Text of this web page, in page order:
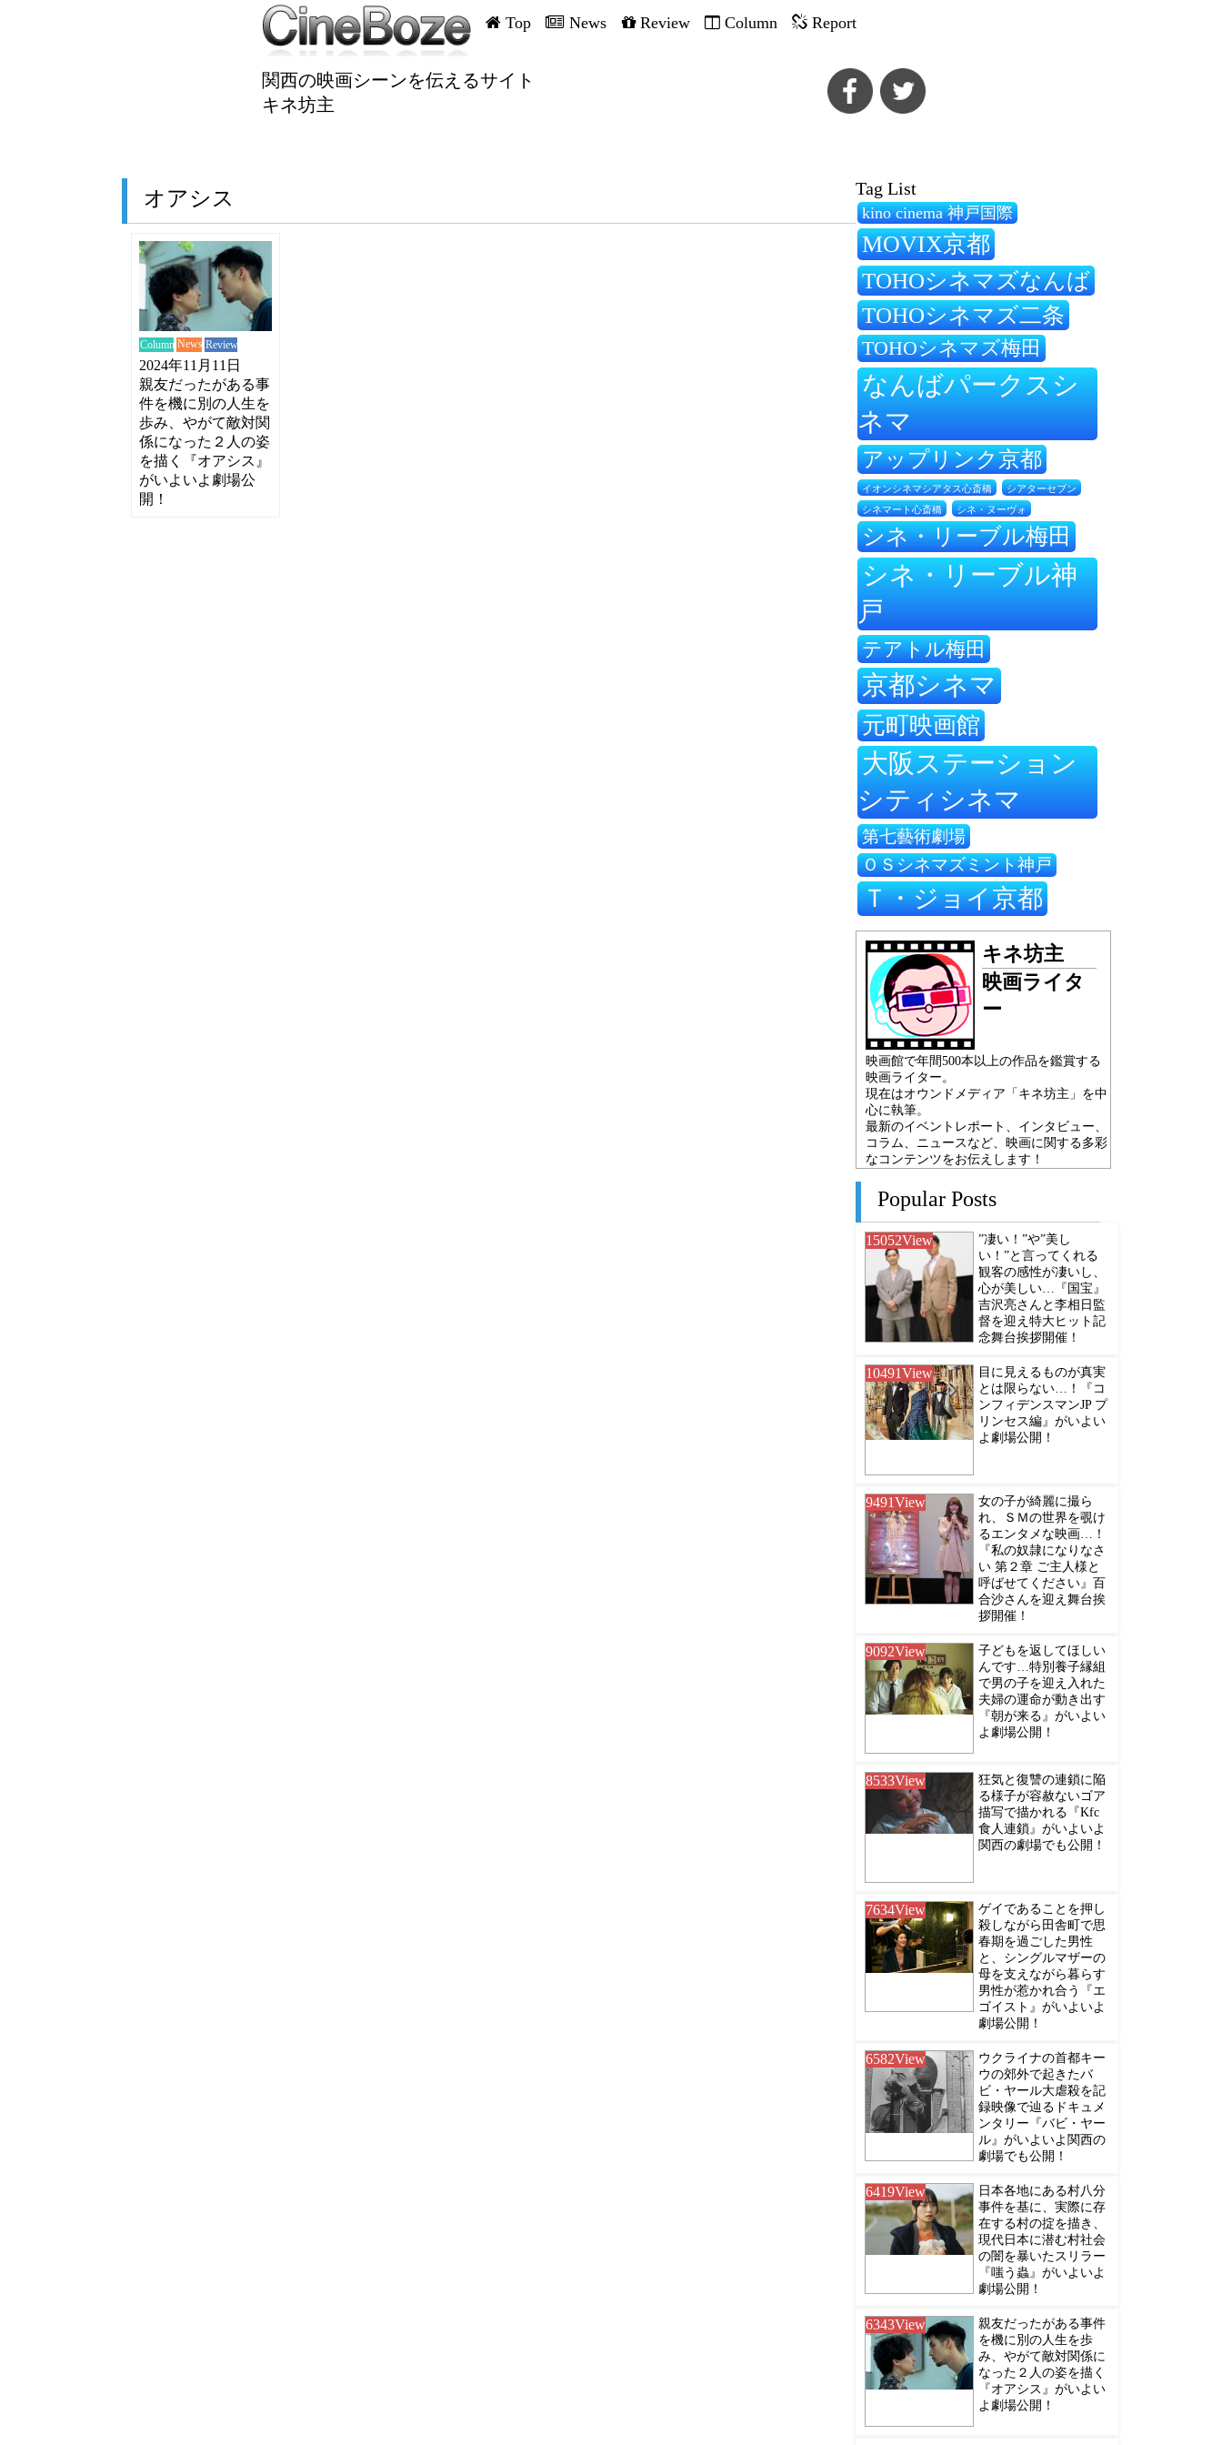
Top News Review Column Report
関西の映画シーンを伝えるサイト
キネ坊主
オアシス
Column News Review
2024年11月11日
親友だったがある事
件を機に別の人生を
歩み、やがて敵対関
係になった２人の姿
を描く『オアシス』
がいよいよ劇場公
開！
Tag List
kino cinema 神戸国際
MOVIX京都
TOHOシネマズなんば
TOHOシネマズ二条
TOHOシネマズ梅田
なんばパークスシ
ネマ
アップリンク京都
イオンシネマシアタス心斎橋 シアターセブン
シネマート心斎橋 シネ・ヌーヴォ
シネ・リーブル梅田
シネ・リーブル神
戸
テアトル梅田
京都シネマ
元町映画館
大阪ステーション
シティシネマ
第七藝術劇場
ＯＳシネマズミント神戸
Ｔ・ジョイ京都
キネ坊主
映画ライタ
ー
映画館で年間500本以上の作品を鑑賞する
映画ライター。
現在はオウンドメディア「キネ坊主」を中
心に執筆。
最新のイベントレポート、インタビュー、
コラム、ニュースなど、映画に関する多彩
なコンテンツをお伝えします！
Popular Posts
15052View
”凄い！”や”美し
い！”と言ってくれる
観客の感性が凄いし、
心が美しい…『国宝』
吉沢亮さんと李相日監
督を迎え特大ヒット記
念舞台挨拶開催！
10491View
目に見えるものが真実
とは限らない…！『コ
ンフィデンスマンJP プ
リンセス編』がいよい
よ劇場公開！
9491View
女の子が綺麗に撮ら
れ、ＳＭの世界を覗け
るエンタメな映画…！
『私の奴隷になりなさ
い 第２章 ご主人様と
呼ばせてください』百
合沙さんを迎え舞台挨
拶開催！
9092View
子どもを返してほしい
んです…特別養子縁組
で男の子を迎え入れた
夫婦の運命が動き出す
『朝が来る』がいよい
よ劇場公開！
8533View
狂気と復讐の連鎖に陥
る様子が容赦ないゴア
描写で描かれる『Kfc
食人連鎖』がいよいよ
関西の劇場でも公開！
7634View
ゲイであることを押し
殺しながら田舎町で思
春期を過ごした男性
と、シングルマザーの
母を支えながら暮らす
男性が惹かれ合う『エ
ゴイスト』がいよいよ
劇場公開！
6582View
ウクライナの首都キー
ウの郊外で起きたバ
ビ・ヤール大虐殺を記
録映像で辿るドキュメ
ンタリー『バビ・ヤー
ル』がいよいよ関西の
劇場でも公開！
6419View
日本各地にある村八分
事件を基に、実際に存
在する村の掟を描き、
現代日本に潜む村社会
の闇を暴いたスリラー
『嗤う蟲』がいよいよ
劇場公開！
6343View
親友だったがある事件
を機に別の人生を歩
み、やがて敵対関係に
なった２人の姿を描く
『オアシス』がいよい
よ劇場公開！